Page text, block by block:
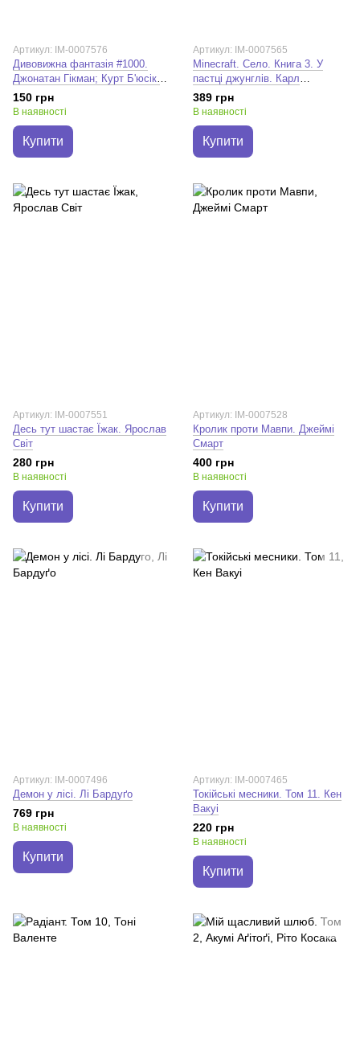
Артикул: IM-0007576
Дивовижна фантазія #1000.
Джонатан Гікман; Курт Б'юсік;
Ден Слотт
150 грн
В наявності
Купити
Артикул: IM-0007565
Minecraft. Село. Книга 3. У
пастці джунглів. Карл
Ольсберґ
389 грн
В наявності
Купити
Артикул: IM-0007551
Десь тут шастає Їжак. Ярослав
Світ
280 грн
В наявності
Купити
Артикул: IM-0007528
Кролик проти Мавпи. Джеймі
Смарт
400 грн
В наявності
Купити
Артикул: IM-0007496
Демон у лісі. Лі Бардуґо
769 грн
В наявності
Купити
Артикул: IM-0007465
Токійські месники. Том 11. Кен
Вакуі
220 грн
В наявності
Купити